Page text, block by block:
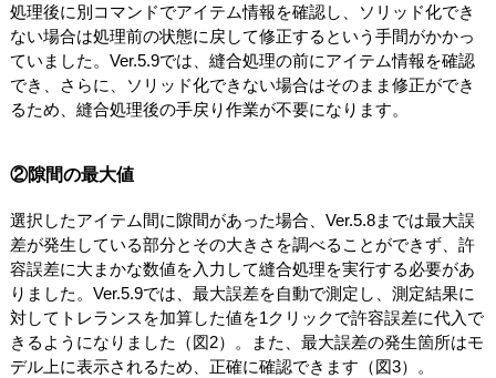
処理後に別コマンドでアイテム情報を確認し、ソリッド化でき
ない場合は処理前の状態に戻して修正するという手間がかかっ
ていました。Ver.5.9では、縫合処理の前にアイテム情報を確認
でき、さらに、ソリッド化できない場合はそのまま修正ができ
るため、縫合処理後の手戻り作業が不要になります。
②隙間の最大値
選択したアイテム間に隙間があった場合、Ver.5.8までは最大誤
差が発生している部分とその大きさを調べることができず、許
容誤差に大まかな数値を入力して縫合処理を実行する必要があ
りました。Ver.5.9では、最大誤差を自動で測定し、測定結果に
対してトレランスを加算した値を1クリックで許容誤差に代入で
きるようになりました（図2）。また、最大誤差の発生箇所はモ
デル上に表示されるため、正確に確認できます（図3）。